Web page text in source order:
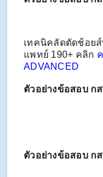
เทคนิคลัดตัดช้อย
แพทย์ 190+ คลิก
ADVANCED
ตัวอย่างข้อสอบ ก
ตัวอย่างข้อสอบ ก